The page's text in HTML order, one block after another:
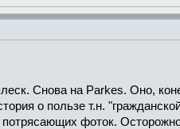
Снова на Parkes. Оно,
о пользе т.н.
потрясающих фоток.